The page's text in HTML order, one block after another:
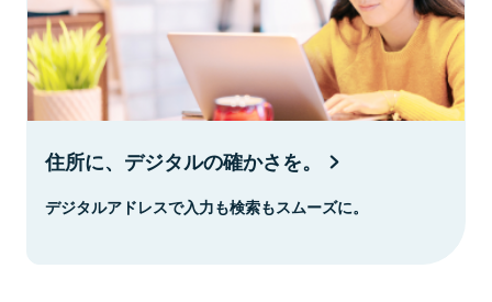
住所に、デジタルの確かさを。
デジタルアドレスで入力も検索もスムーズに。